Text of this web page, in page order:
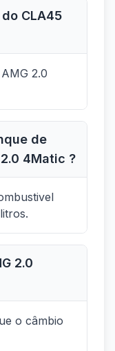
CLA45
2.0
de
4Matic ?
2.0
o câmbio